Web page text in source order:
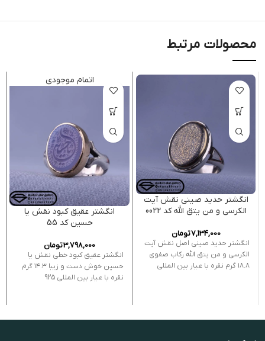
محصولات مرتبط
انگشتر حدید صینی نقش آیت
الکرسی و من یتق الله کد 0022
7,134,000تومان
انگشتر حدید صینی اصل نقش آیت
الکرسی و من یتق الله رکاب صفوی
۱۸.۸ گرم نقره با عیار بین المللی
اتمام موجودی
انگشتر عقیق کبود نقش یا
حسین کد 55
3,798,000تومان
انگشتر عقیق کبود خطی نقش یا
حسین خوش دست و زیبا ۱۴.۳ گرم
نقره با عیار بین المللی 925